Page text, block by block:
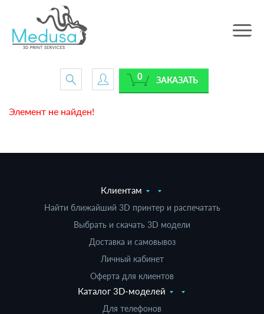
Toggle
ЗАКАЗАТЬ
0
Элемент не найден!
Клиентам
Найти ближайший 3D принтер и распечатать
Выбрать и скачать 3D модели
Доставка и самовывоз
Личный кабинет
Оферта для клиентов
Каталог 3D-моделей
Для телефонов